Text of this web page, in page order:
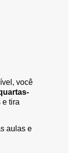
você
e tira
aulas e